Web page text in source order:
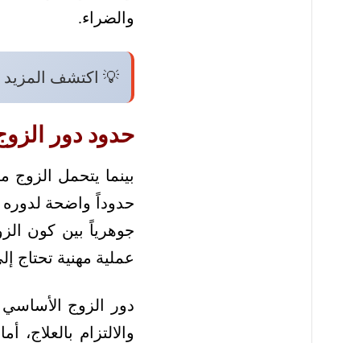
والضراء.
💡 اكتشف
حدود دور
بينما يتحمل
حدوداً واضحة
جوهرياً بين كون
عملية مهنية تحتاج
دور الزوج
والالتزام